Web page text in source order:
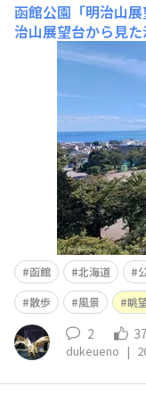
函館公園「明治山
治山展望台から見
青森の恐山も見えま
函館 北海道
散歩
風景 眺
2 37
dukeueno |